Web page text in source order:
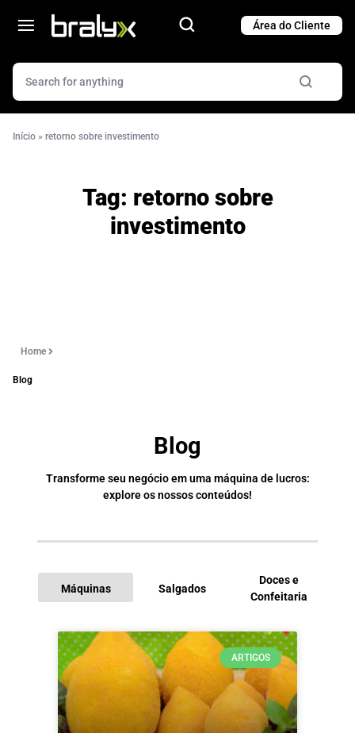
Início » retorno sobre investimento
Tag: retorno sobre
investimento
Home
Blog
Blog
Transforme seu negócio em uma máquina de lucros:
explore os nossos conteúdos!
Máquinas Salgados
Doces e
Confeitaria
ARTIGOS